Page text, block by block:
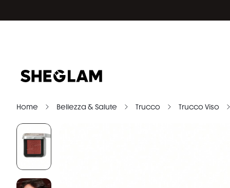
Home Bellezza & Salute Trucco Trucco Viso